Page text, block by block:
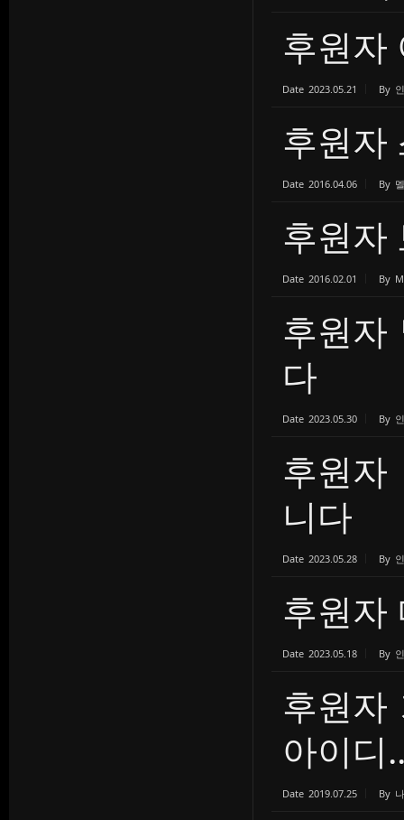
후원자
Date 2023.05.21 By
후원자
Date 2016.04.06 By
후원자
Date 2016.02.01 By
후원자
다
Date 2023.05.30 By
후원
니다
Date 2023.05.28 By
후원자
Date 2023.05.18 By
후원자
아이디
Date 2019.07.25 By